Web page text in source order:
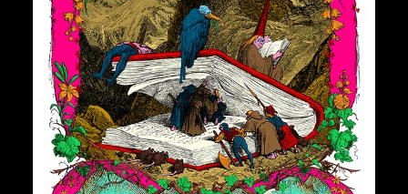
€150,00